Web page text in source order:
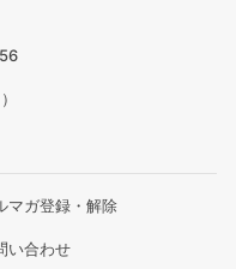
マガ登録・解除
い合わせ